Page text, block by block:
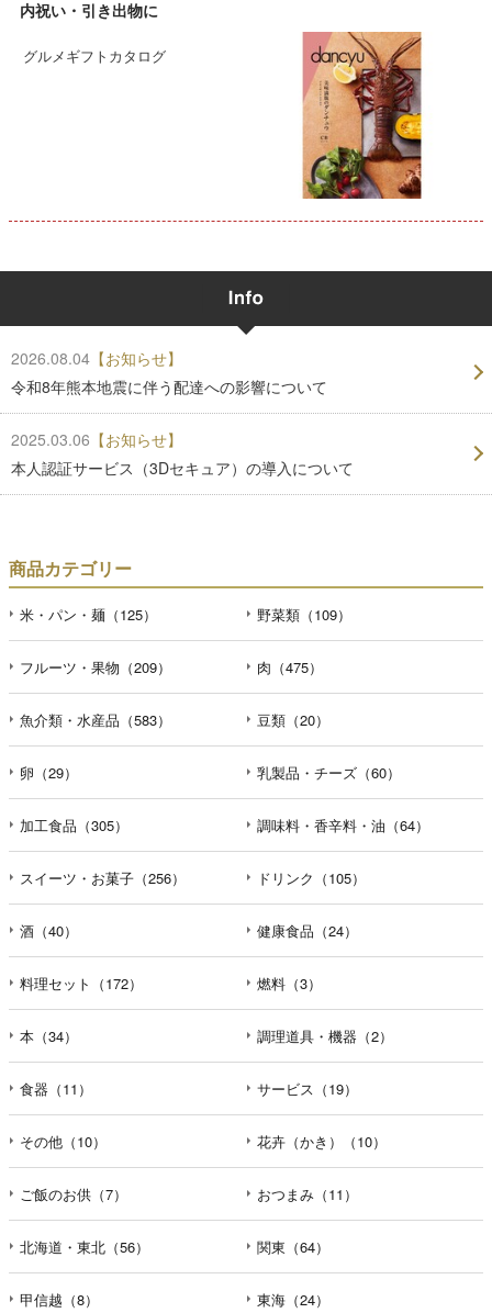
内祝い・引き出物に
グルメギフトカタログ
2026.08.04 【お知らせ】
令和8年熊本地震に伴う配達への影響について
2025.03.06 【お知らせ】
本人認証サービス（3Dセキュア）の導入について
商品カテゴリー
米・パン・麺（125） 野菜類（109）
フルーツ・果物（209） 肉（475）
魚介類・水産品（583） 豆類（20）
卵（29） 乳製品・チーズ（60）
加工食品（305） 調味料・香辛料・油（64）
スイーツ・お菓子（256） ドリンク（105）
酒（40） 健康食品（24）
料理セット（172） 燃料（3）
本（34） 調理道具・機器（2）
食器（11） サービス（19）
その他（10） 花卉（かき）（10）
ご飯のお供（7） おつまみ（11）
北海道・東北（56） 関東（64）
甲信越（8） 東海（24）